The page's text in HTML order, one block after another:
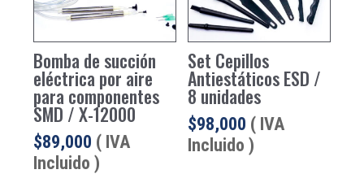
Bomba de succión
eléctrica por aire
para componentes
SMD / X-12000
$89,000 ( IVA
Incluido )
Set Cepillos
Antiestáticos ESD /
8 unidades
$98,000 ( IVA
Incluido )